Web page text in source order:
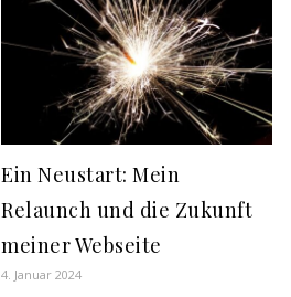
Ein Neustart: Mein
Relaunch und die Zukunft
meiner Webseite
4. Januar 2024